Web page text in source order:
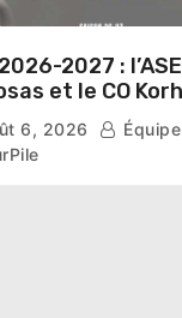
2027 :
et le CO
leur
de groupes
6, 2026
Équipe